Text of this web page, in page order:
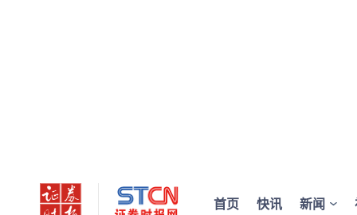
首页 快讯 新闻